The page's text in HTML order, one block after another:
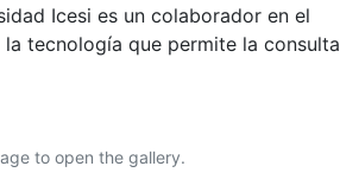
Icesi es un colaborador en el
tecnología que permite la consulta
to open the gallery.